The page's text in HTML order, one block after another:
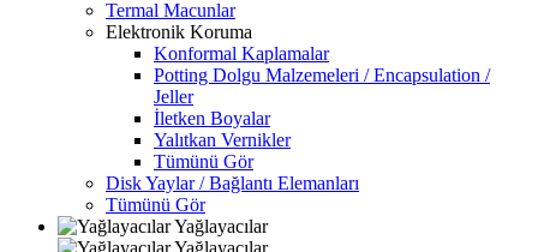
Termal Macunlar
Elektronik Koruma
Konformal Kaplamalar
Potting Dolgu Malzemeleri / Encapsulation /
Jeller
İletken Boyalar
Yalıtkan Vernikler
Tümünü Gör
Disk Yaylar / Bağlantı Elemanları
Tümünü Gör
Yağlayacılar
Yağlayacılar